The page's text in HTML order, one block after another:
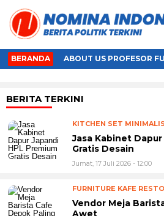
BERANDA ABOUT US PROFESOR
BERITA TERKINI
KITCHEN SET MINIMALIS
Jasa Kabinet
Gratis Desain
Jumat, 17 Juli 2026 - 12:00
FURNITURE KAFE
Vendor Meja
Awet